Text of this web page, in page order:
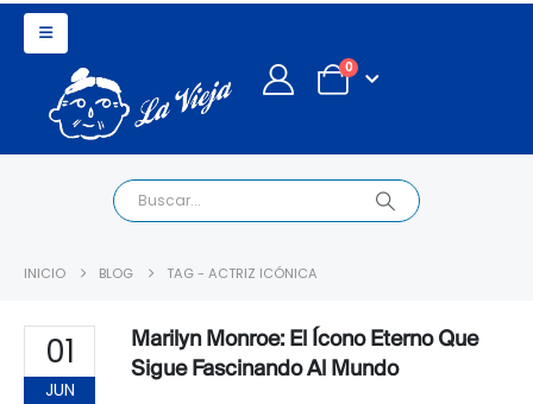
0
INICIO BLOG TAG - ACTRIZ ICÓNICA
01
JUN
Marilyn Monroe: El Ícono Eterno Que
Sigue Fascinando Al Mundo